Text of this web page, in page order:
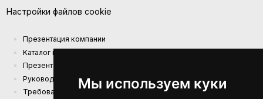
Мы используем куки
Настройки файлов cookie
Презентация компании
Kаталог продукции
Презентационный каталог
Руководства
Требования к экодизайну (EU) 2019/1782